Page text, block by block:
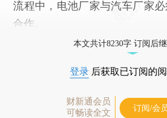
流程中，电池厂家与汽车厂家
合作。
本文共计8230字 订阅后
登录 后获取已订阅的
财新通会员
可畅读全文
订阅/会